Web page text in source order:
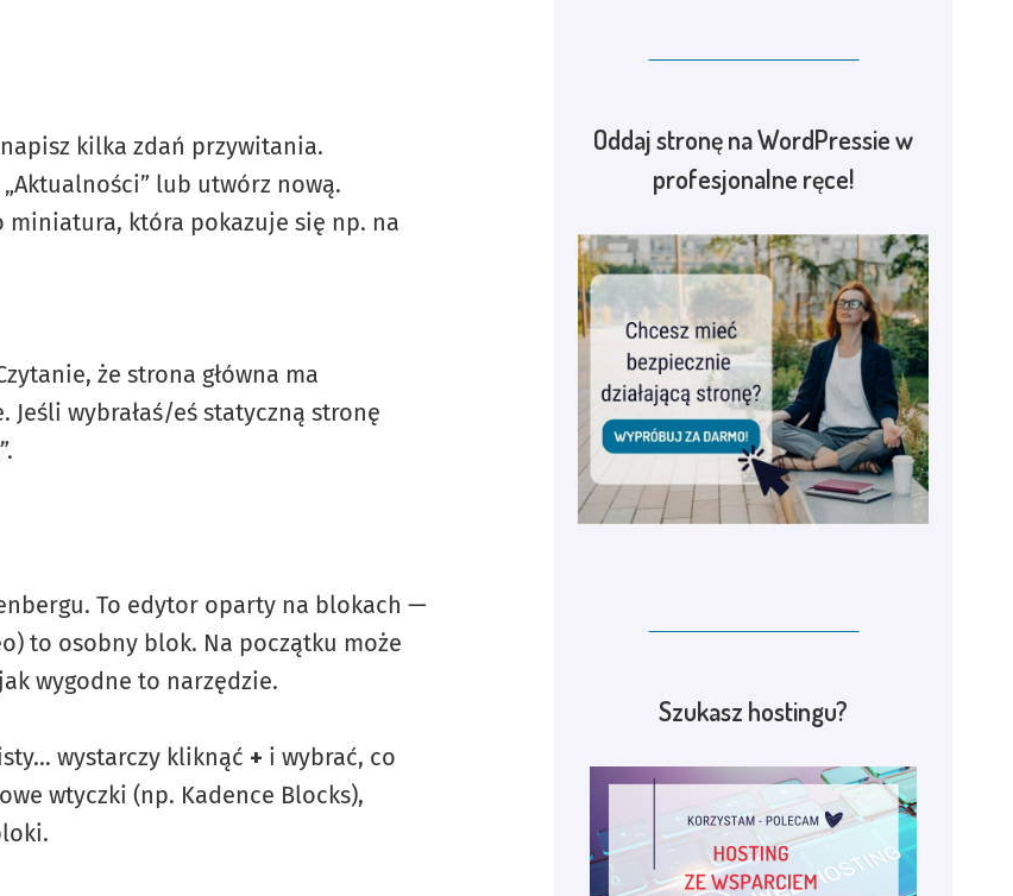
kilka zdań przywitania.
lub utwórz nową.
która pokazuje się np. na
że strona główna ma
Jeśli wybrałaś/eś statyczną stronę
To edytor oparty na blokach —
to osobny blok. Na początku może
wygodne to narzędzie.
wystarczy kliknąć + i wybrać, co
wtyczki (np. Kadence Blocks),
Oddaj stronę na WordPressie w
profesjonalne ręce!
Szukasz hostingu?